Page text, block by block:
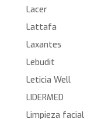
Lacer
Lattafa
Laxantes
Lebudit
Leticia Well
LIDERMED
Limpieza facial